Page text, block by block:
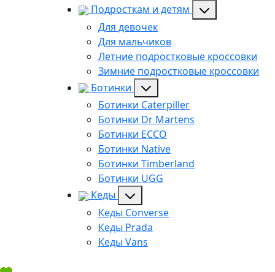
Подросткам и детям
Для девочек
Для мальчиков
Летние подростковые кроссовки
Зимние подростковые кроссовки
Ботинки
Ботинки Caterpiller
Ботинки Dr Martens
Ботинки ECCO
Ботинки Native
Ботинки Timberland
Ботинки UGG
Кеды
Кеды Converse
Кеды Prada
Кеды Vans